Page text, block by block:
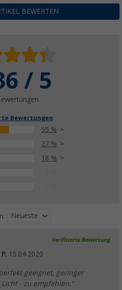
BEWERTEN
/ 5
Bewertungen
55 %
27 %
18 %
Neueste
Verifizierte Bewertung
15.04.2020
geeignet, geringer
- zu empfehlen."